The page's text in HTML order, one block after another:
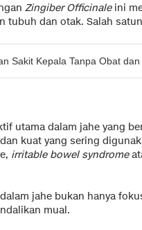
Zingiber Officinaleini
tubuh dan otak. Salah
Sakit Kepala Tanpa Obat
utama dalam jahe yang
kuat yang sering
irritable bowel syndrome
jahe bukan hanya
mual.